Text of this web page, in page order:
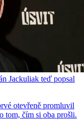
Jackuliak teď popsal
otevřeně promluvil
tom, čím si oba prošli.